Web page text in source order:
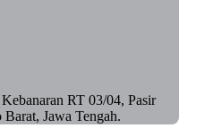
RT 03/04, Pasir
Jawa Tengah.